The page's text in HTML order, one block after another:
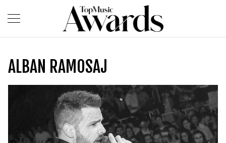
ALBAN RAMOSAJ